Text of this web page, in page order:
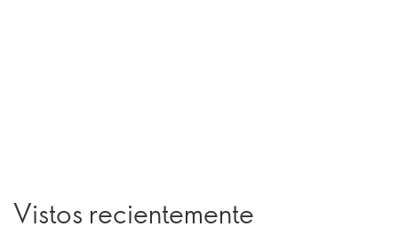
Vistos recientemente